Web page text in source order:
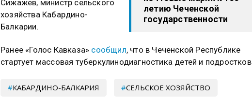
летию Чеченской
государственности
Сижажев, министр сельского
хозяйства Кабардино-
Балкарии.
Ранее «Голос Кавказа» сообщил, что в Чеченской Республике
стартует массовая туберкулинодиагностика детей и подростков
КАБАРДИНО-БАЛКАРИЯ СЕЛЬСКОЕ ХОЗЯЙСТВО